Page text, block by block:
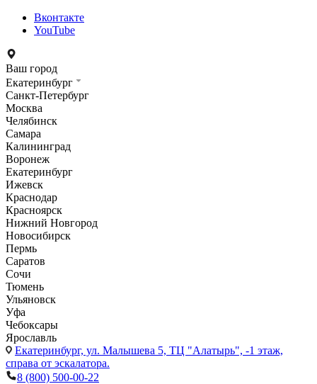
Вконтакте
YouTube
Ваш город
Екатеринбург
Санкт-Петербург
Москва
Челябинск
Самара
Калининград
Воронеж
Екатеринбург
Ижевск
Краснодар
Красноярск
Нижний Новгород
Новосибирск
Пермь
Саратов
Сочи
Тюмень
Ульяновск
Уфа
Чебоксары
Ярославль
Екатеринбург, ул. Малышева 5, ТЦ "Алатырь", -1 этаж,
справа от эскалатора.
8 (800) 500-00-22